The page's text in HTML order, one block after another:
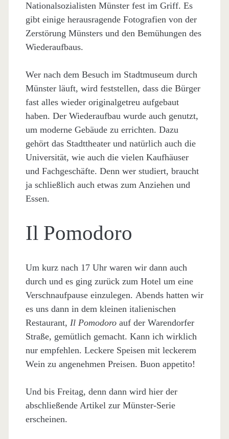
Nationalsozialisten Münster fest im Griff. Es
gibt einige herausragende Fotografien von der
Zerstörung Münsters und den Bemühungen des
Wiederaufbaus.
Wer nach dem Besuch im Stadtmuseum durch
Münster läuft, wird feststellen, dass die Bürger
fast alles wieder originalgetreu aufgebaut
haben. Der Wiederaufbau wurde auch genutzt,
um moderne Gebäude zu errichten. Dazu
gehört das Stadttheater und natürlich auch die
Universität, wie auch die vielen Kaufhäuser
und Fachgeschäfte. Denn wer studiert, braucht
ja schließlich auch etwas zum Anziehen und
Essen.
Il Pomodoro
Um kurz nach 17 Uhr waren wir dann auch
durch und es ging zurück zum Hotel um eine
Verschnaufpause einzulegen. Abends hatten wir
es uns dann in dem kleinen italienischen
Restaurant, Il Pomodoroauf der Warendorfer
Straße, gemütlich gemacht. Kann ich wirklich
nur empfehlen. Leckere Speisen mit leckerem
Wein zu angenehmen Preisen. Buon appetito!
Und bis Freitag, denn dann wird hier der
abschließende Artikel zur Münster-Serie
erscheinen.